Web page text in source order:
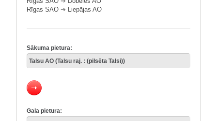
Rīgas SAO ➔ Liepājas AO
Sākuma pietura:
Gala pietura: